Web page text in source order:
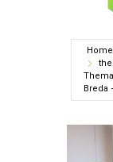
Home
Breda